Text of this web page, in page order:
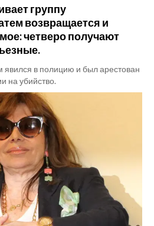
группу
возвращается и
четверо получают
явился в полицию и был арестован
на убийство.